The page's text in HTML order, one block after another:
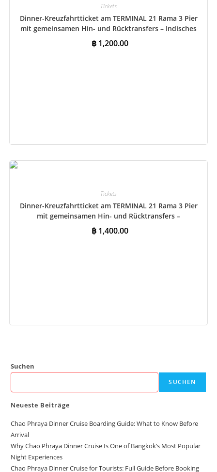
Tickets
Dinner-Kreuzfahrtticket am TERMINAL 21 Rama 3 Pier
mit gemeinsamen Hin- und Rücktransfers – Indisches
Buffet
฿ 1,200.00
In den Warenkorb
Tickets
Dinner-Kreuzfahrtticket am TERMINAL 21 Rama 3 Pier
mit gemeinsamen Hin- und Rücktransfers –
Internationales Buffet
฿ 1,400.00
Suchen
SUCHEN
Neueste Beiträge
Chao Phraya Dinner Cruise Boarding Guide: What to Know Before
Arrival
Why Chao Phraya Dinner Cruise Is One of Bangkok’s Most Popular
Night Experiences
Chao Phraya Dinner Cruise for Tourists: Full Guide Before Booking